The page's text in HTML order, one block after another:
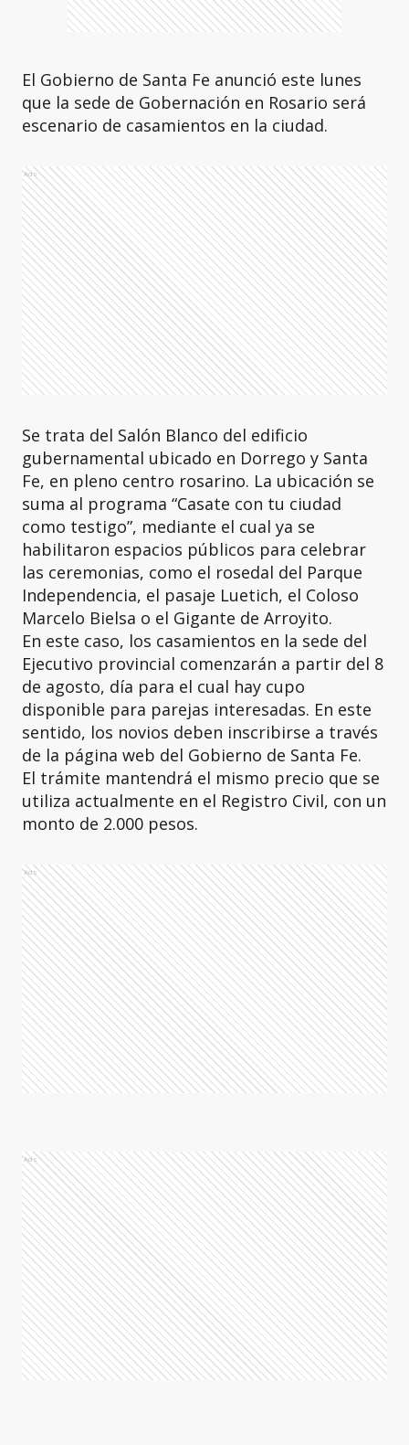
El Gobierno de Santa Fe anunció este lunes
que la sede de Gobernación en Rosario será
escenario de casamientos en la ciudad.
Ads
Se trata del Salón Blanco del edificio
gubernamental ubicado en Dorrego y Santa
Fe, en pleno centro rosarino. La ubicación se
suma al programa “Casate con tu ciudad
como testigo”, mediante el cual ya se
habilitaron espacios públicos para celebrar
las ceremonias, como el rosedal del Parque
Independencia, el pasaje Luetich, el Coloso
Marcelo Bielsa o el Gigante de Arroyito.
En este caso, los casamientos en la sede del
Ejecutivo provincial comenzarán a partir del 8
de agosto, día para el cual hay cupo
disponible para parejas interesadas. En este
sentido, los novios deben inscribirse a través
de la página web del Gobierno de Santa Fe.
El trámite mantendrá el mismo precio que se
utiliza actualmente en el Registro Civil, con un
monto de 2.000 pesos.
Ads
Ads